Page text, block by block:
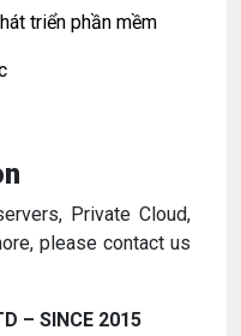
triển phần mềm
Private Cloud,
please contact us
– SINCE 2015